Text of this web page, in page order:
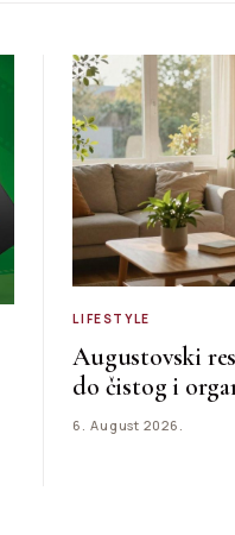
LIFESTYLE
Augustovski
do čistog i
6. August 2026.